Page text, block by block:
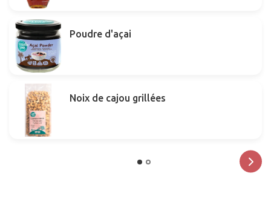
Poudre d'açai
Noix de cajou grillées